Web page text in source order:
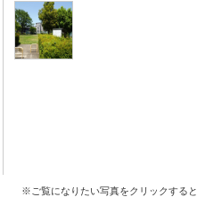
※ご覧になりたい写真をクリックすると